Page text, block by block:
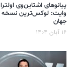
پیانوهای اشتاین‌وی
وایت: لوکس‌ترین نسخه
جهان
۱۶ آبان ۱۴۰۴